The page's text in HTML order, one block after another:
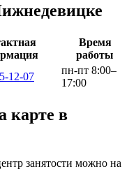
Время
работы
12-07
пн-пт 8:00–
17:00
карте в
занятости можно на